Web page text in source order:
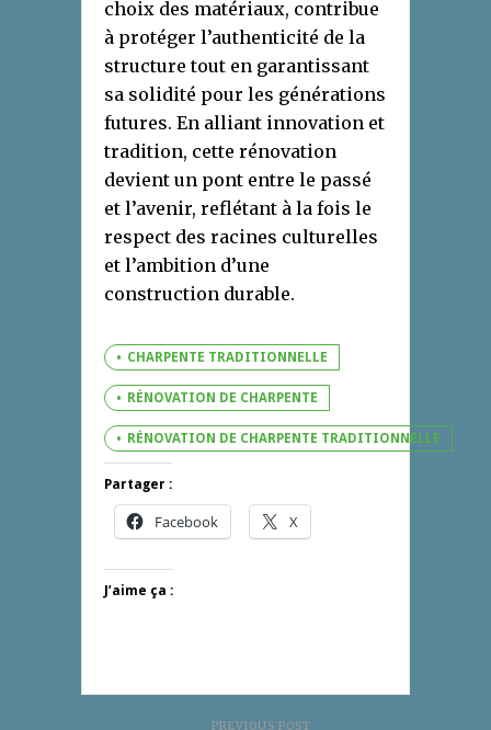
choix des matériaux, contribue
à protéger l’authenticité de la
structure tout en garantissant
sa solidité pour les générations
futures. En alliant innovation et
tradition, cette rénovation
devient un pont entre le passé
et l’avenir, reflétant à la fois le
respect des racines culturelles
et l’ambition d’une
construction durable.
CHARPENTE TRADITIONNELLE
RÉNOVATION DE CHARPENTE
RÉNOVATION DE CHARPENTE TRADITIONNELLE
Partager :
Facebook X
J’aime ça :
PREVIOUS POST